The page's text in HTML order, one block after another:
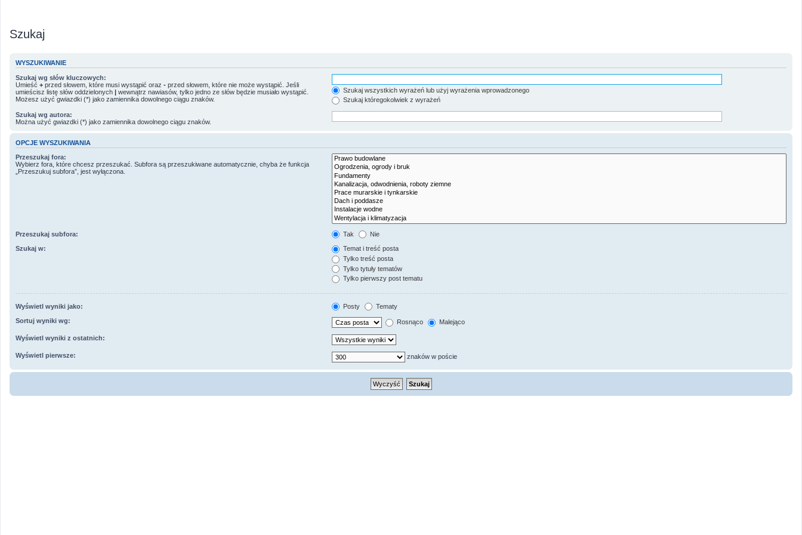
Szukaj
WYSZUKIWANIE
Szukaj wg słów kluczowych:
Umieść + przed słowem, które musi wystąpić oraz - przed słowem, które nie może wystąpić. Jeśli
umieścisz listę słów oddzielonych | wewnątrz nawiasów, tylko jedno ze słów będzie musiało wystąpić.
Możesz użyć gwiazdki (*) jako zamiennika dowolnego ciągu znaków.
Szukaj wszystkich wyrażeń lub użyj wyrażenia wprowadzonego
Szukaj któregokolwiek z wyrażeń
Szukaj wg autora:
Można użyć gwiazdki (*) jako zamiennika dowolnego ciągu znaków.
OPCJE WYSZUKIWANIA
Przeszukaj fora:
Wybierz fora, które chcesz przeszukać. Subfora są przeszukiwane automatycznie, chyba że funkcja
„Przeszukuj subfora”, jest wyłączona.
Przeszukaj subfora: Tak Nie
Szukaj w:
Temat i treść posta
Tylko treść posta
Tylko tytuły tematów
Tylko pierwszy post tematu
Wyświetl wyniki jako: Posty Tematy
Sortuj wyniki wg: Rosnąco Malejąco
Wyświetl wyniki z ostatnich:
Wyświetl pierwsze: znaków w poście